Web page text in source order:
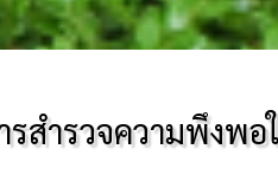
รสำรวจความพึงพอ